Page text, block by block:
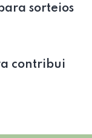
sorteios
contribui